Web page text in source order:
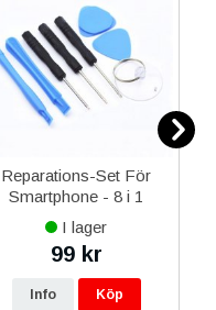
Reparations-Set För
Smartphone - 8 i 1
I lager
99 kr
Info Köp